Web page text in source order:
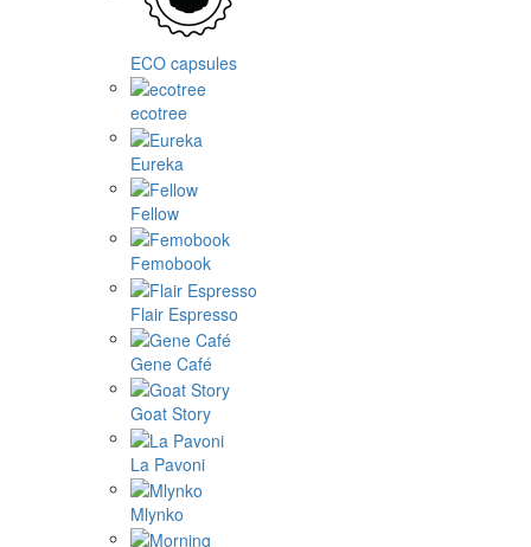
ECO capsules
ecotree
Eureka
Fellow
Femobook
Flair Espresso
Gene Café
Goat Story
La Pavoni
Mlynko